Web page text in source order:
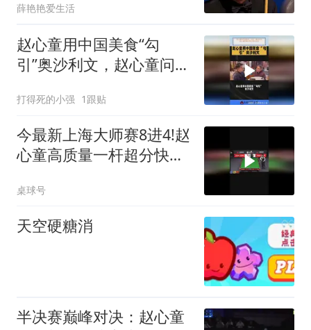
薛艳艳爱生活
赵心童用中国美食“勾
引”奥沙利文，赵心童问奥
打得死的小强 1跟贴
今最新上海大师赛8进4!赵
心童高质量一杆超分快速
桌球号
天空硬糖消
半决赛巅峰对决：赵心童